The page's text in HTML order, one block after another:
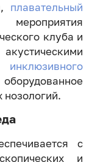
плавательный
мероприятия
клуба и
нозологий.
с
и